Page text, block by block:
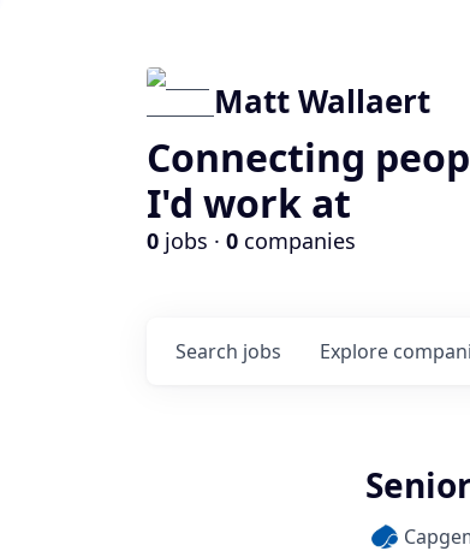
Matt Wallaert
Connecting
I'd work at
0 jobs · 0 companies
Search jobs Explore